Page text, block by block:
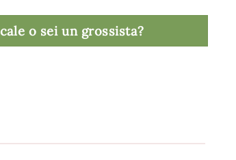
o sei un grossista?